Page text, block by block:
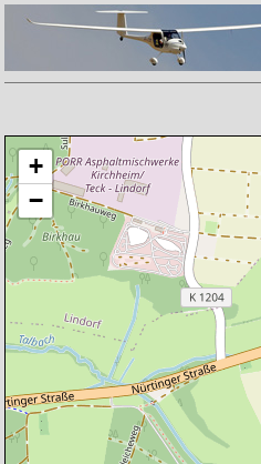
Chargement de la carte en cours
+
−